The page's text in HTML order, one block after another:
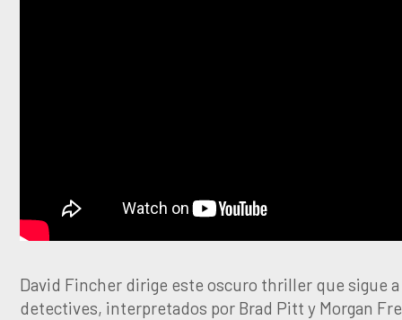
David Fincher dirige este oscuro thriller que sigue
detectives, interpretados por Brad Pitt y Morgan